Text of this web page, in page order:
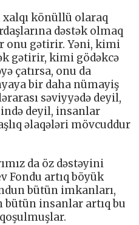
könüllü olaraq
dəstək olmaq
onu gətirir. Yəni, kimi
gətirir, kimi gödəkcə
çatırsa, onu da
bir daha nümayiş
səviyyədə deyil,
deyil, insanlar
əlaqələri mövcuddur
da öz dəstəyini
Fondu artıq böyük
bütün imkanları,
bütün insanlar artıq bu